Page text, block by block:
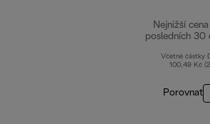
Nejnižší
posledních 30
Včetně částky
100,49 Kč
Porovnat